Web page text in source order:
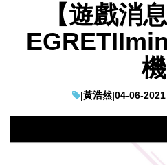
【遊戲消
機
|黃浩然|04-06-